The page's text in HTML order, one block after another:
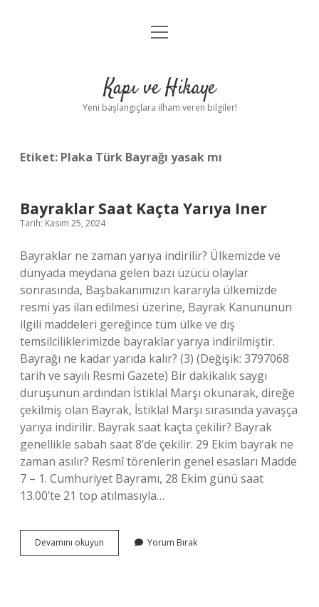
Anasayfa
Yasal Uyarı
menüyü
Kapı ve Hikaye
Yeni başlangıçlara ilham veren bilgiler!
Etiket: Plaka Türk Bayrağı yasak mı
Bayraklar Saat Kaçta Yarıya Iner
Tarih: Kasım 25, 2024
Bayraklar ne zaman yarıya indirilir? Ülkemizde ve
dünyada meydana gelen bazı üzücü olaylar
sonrasında, Başbakanımızın kararıyla ülkemizde
resmi yas ilan edilmesi üzerine, Bayrak Kanununun
ilgili maddeleri gereğince tüm ülke ve dış
temsilciliklerimizde bayraklar yarıya indirilmiştir.
Bayrağı ne kadar yarıda kalır? (3) (Değişik: 3797068
tarih ve sayılı Resmi Gazete) Bir dakikalık saygı
duruşunun ardından İstiklal Marşı okunarak, direğe
çekilmiş olan Bayrak, İstiklal Marşı sırasında yavaşça
yarıya indirilir. Bayrak saat kaçta çekilir? Bayrak
genellikle sabah saat 8’de çekilir. 29 Ekim bayrak ne
zaman asılır? Resmî törenlerin genel esasları Madde
7 – 1. Cumhuriyet Bayramı, 28 Ekim günü saat
13.00’te 21 top atılmasıyla…
Devamını okuyun Bayraklar
Saat
Yorum Bırak